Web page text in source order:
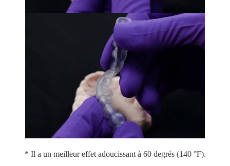
* Il a un meilleur effet adoucissant à 60 degrés (140 °F).